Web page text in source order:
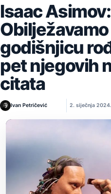
Isaac Asimov:
godišnjicu
pet njegovih
citata
Ivan Petričević 2. siječnja 2024.